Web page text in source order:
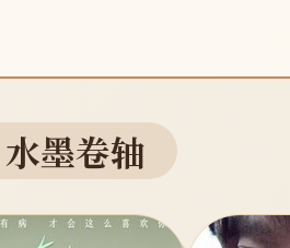
墨卷轴